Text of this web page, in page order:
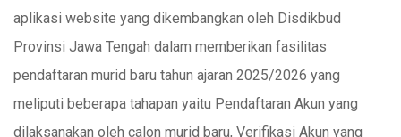
aplikasi website yang dikembangkan oleh Disdikbud
Provinsi Jawa Tengah dalam memberikan fasilitas
pendaftaran murid baru tahun ajaran 2025/2026 yang
meliputi beberapa tahapan yaitu Pendaftaran Akun yang
dilaksanakan oleh calon murid baru, Verifikasi Akun yang